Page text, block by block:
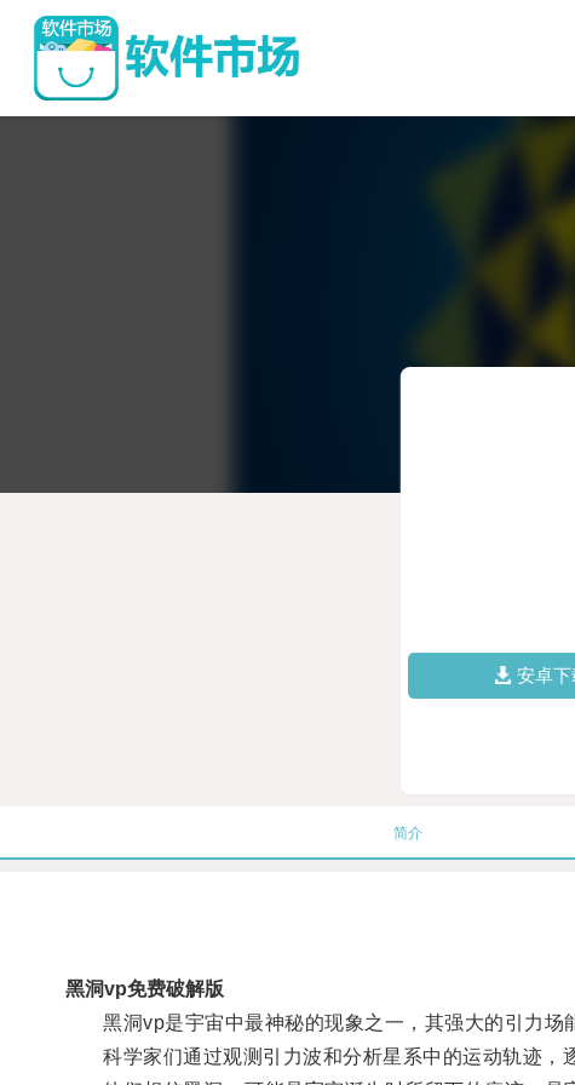
安卓下
简介
黑洞vp免费破解版
黑洞vp是宇宙中最神秘的现象之一，其强大的引力场
科学家们通过观测引力波和分析星系中的运动轨迹，